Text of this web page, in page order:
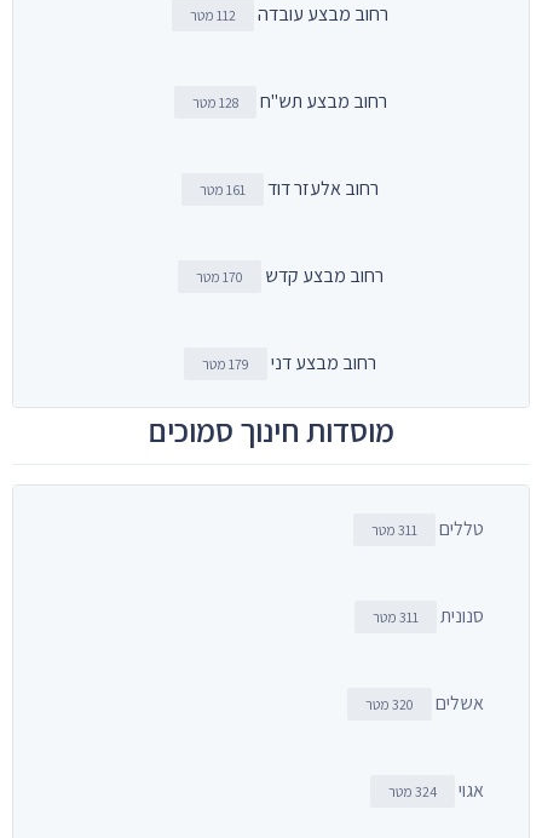
רחוב מבצע עובדה 112 מטר
רחוב מבצע תש"ח 128 מטר
רחוב אלעזר דוד 161 מטר
רחוב מבצע קדש 170 מטר
רחוב מבצע דני 179 מטר
מוסדות חינוך סמוכים
טללים 311 מטר
סנונית 311 מטר
אשלים 320 מטר
אגוי 324 מטר